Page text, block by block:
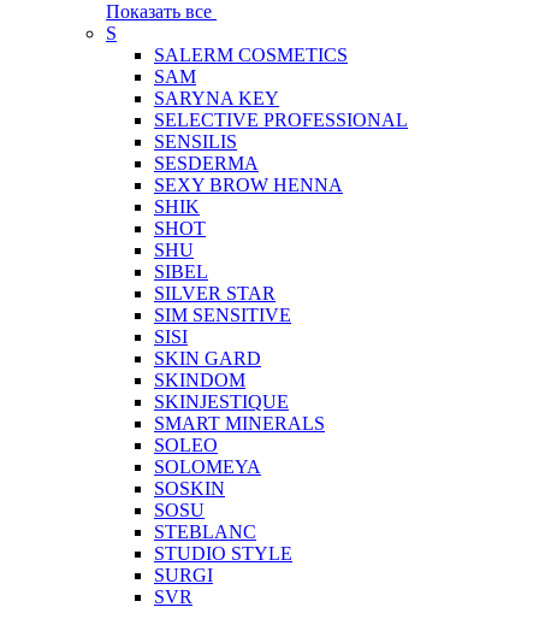
Показать все
S
SALERM COSMETICS
SAM
SARYNA KEY
SELECTIVE PROFESSIONAL
SENSILIS
SESDERMA
SEXY BROW HENNA
SHIK
SHOT
SHU
SIBEL
SILVER STAR
SIM SENSITIVE
SISI
SKIN GARD
SKINDOM
SKINJESTIQUE
SMART MINERALS
SOLEO
SOLOMEYA
SOSKIN
SOSU
STEBLANC
STUDIO STYLE
SURGI
SVR